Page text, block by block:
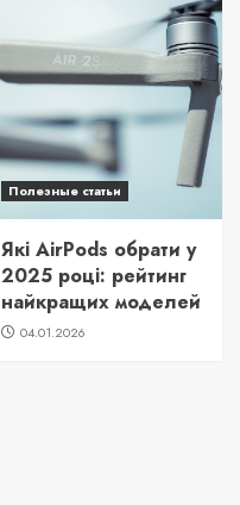
Полезные статьи
Які AirPods обрати у
2025 році: рейтинг
найкращих моделей
04.01.2026